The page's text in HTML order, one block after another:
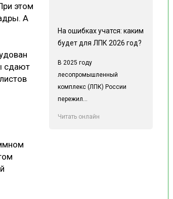
этом
А
сдают
На ошибках учатся: каким
будет для ЛПК 2026 год?
В 2025 году
лесопромышленный
комплекс (ЛПК) России
пережил...
Читать онлайн